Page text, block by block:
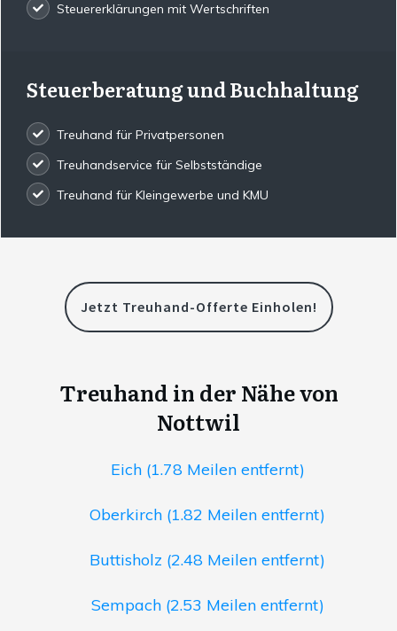
Steuererklärungen mit Wertschriften
Steuerberatung und Buchhaltung
Treuhand für Privatpersonen
Treuhandservice für Selbstständige
Treuhand für Kleingewerbe und KMU
Jetzt Treuhand-Offerte Einholen!
Treuhand in der Nähe von
Nottwil
Eich (1.78 Meilen entfernt)
Oberkirch (1.82 Meilen entfernt)
Buttisholz (2.48 Meilen entfernt)
Sempach (2.53 Meilen entfernt)